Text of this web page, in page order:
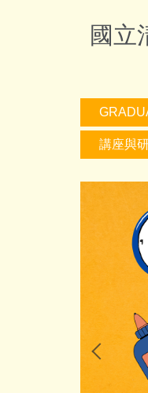
國立
講座與